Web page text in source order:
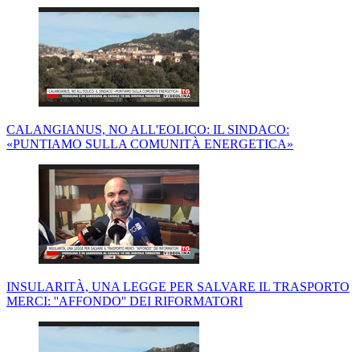
CALANGIANUS, NO ALL'EOLICO: IL SINDACO:
«PUNTIAMO SULLA COMUNITÀ ENERGETICA»
INSULARITÀ, UNA LEGGE PER SALVARE IL TRASPORTO
MERCI: ''AFFONDO'' DEI RIFORMATORI